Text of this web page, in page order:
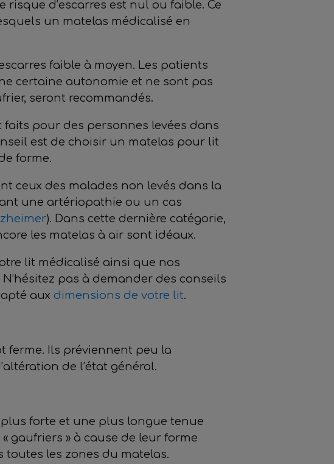
risque d’escarres est nul ou faible. Ce
un matelas médicalisé en
faible à moyen. Les patients
certaine autonomie et ne sont pas
seront recommandés.
faits pour des personnes levées dans
est de choisir un matelas pour lit
forme.
ceux des malades non levés dans la
une artériopathie ou un cas
). Dans cette dernière catégorie,
les matelas à air sont idéaux.
lit médicalisé ainsi que nos
pas à demander des conseils
aux dimensions de votre lit.
ferme. Ils préviennent peu la
de l’état général.
forte et une plus longue tenue
gaufriers » à cause de leur forme
les zones du matelas.